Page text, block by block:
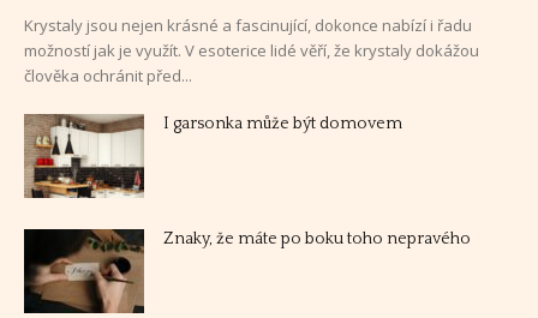
Krystaly jsou nejen krásné a fascinující, dokonce nabízí i řadu
možností jak je využít. V esoterice lidé věří, že krystaly dokážou
člověka ochránit před...
I garsonka může být domovem
Znaky, že máte po boku toho nepravého